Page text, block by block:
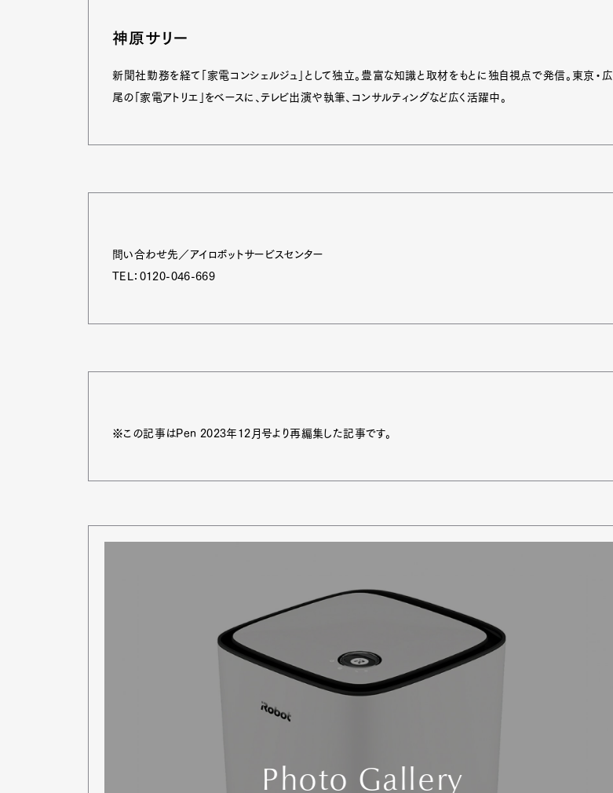
神原サリー
新聞社勤務を経て「家電コンシェルジュ」として独立。豊富な知識と取材をもとに独自視点で発信。東京・広
尾の「家電アトリエ」をベースに、テレビ出演や執筆、コンサルティングなど広く活躍中。
問い合わせ先／アイロボットサービスセンター
TEL：0120-046-669
※この記事はPen 2023年12月号より再編集した記事です。
Photo Gallery